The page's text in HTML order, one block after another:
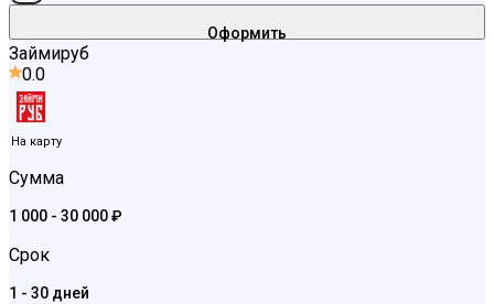
Оформить
Займируб
0.0
На карту
Сумма
1 000 - 30 000 ₽
Срок
1 - 30 дней